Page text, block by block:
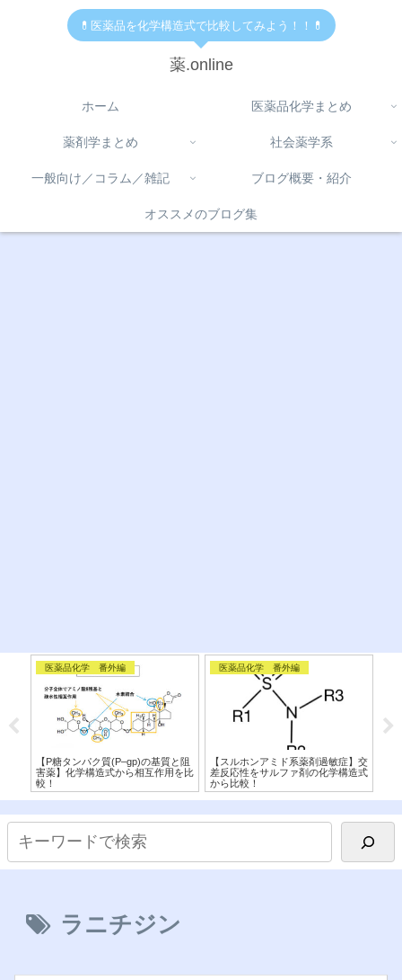
💊医薬品を化学構造式で比較してみよう！！💊
薬.online
ホーム 医薬品化学まとめ
薬剤学まとめ 社会薬学系
一般向け／コラム／雑記 ブログ概要・紹介
オススメのブログ集
医薬品化学 番外編
【P糖タンパク質(P–gp)の基質と阻
害薬】化学構造式から相互作用を比
較！
医薬品化学 番外編
【スルホンアミド系薬剤過敏症】交
差反応性をサルファ剤の化学構造式
から比較！
ラニチジン